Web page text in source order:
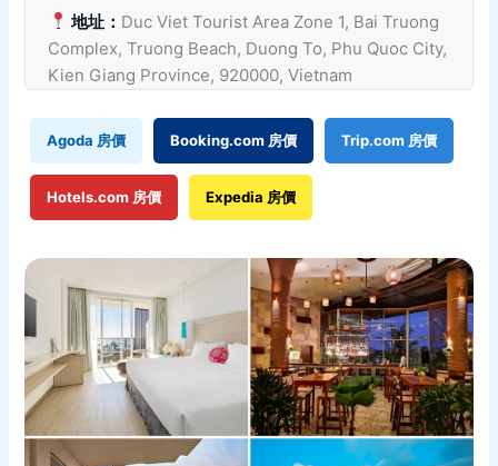
地址： Duc Viet Tourist Area Zone 1, Bai Truong
Complex, Truong Beach, Duong To, Phu Quoc City,
Kien Giang Province, 920000, Vietnam
Agoda 房價 Booking.com 房價 Trip.com 房價
Hotels.com 房價 Expedia 房價